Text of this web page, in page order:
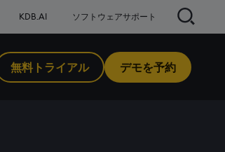
KDB.AI ソフトウェアサポート
無料トライアル デモを予約